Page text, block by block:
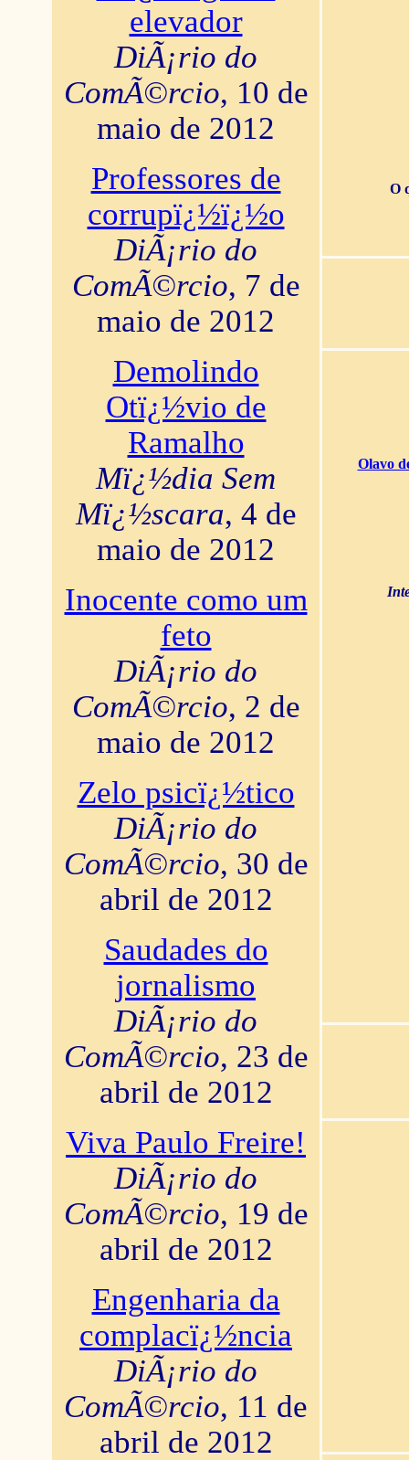
elevador
DiÃ¡rio do
ComÃ©rcio, 10 de
maio de 2012
Professores de
corrupï¿½ï¿½o
DiÃ¡rio do
ComÃ©rcio, 7 de
maio de 2012
Demolindo
Otï¿½vio de
Ramalho
Mï¿½dia Sem
Mï¿½scara, 4 de
maio de 2012
Inocente como um
feto
DiÃ¡rio do
ComÃ©rcio, 2 de
maio de 2012
Zelo psicï¿½tico
DiÃ¡rio do
ComÃ©rcio, 30 de
abril de 2012
Saudades do
jornalismo
DiÃ¡rio do
ComÃ©rcio, 23 de
abril de 2012
Viva Paulo Freire!
DiÃ¡rio do
ComÃ©rcio, 19 de
abril de 2012
Engenharia da
complacï¿½ncia
DiÃ¡rio do
ComÃ©rcio, 11 de
abril de 2012
O
Olavo